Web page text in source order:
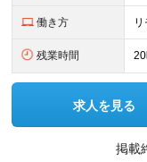
働き方
残業時間
求人を見る
掲載